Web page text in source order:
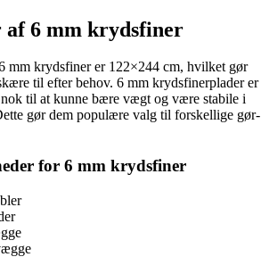
af 6 mm krydsfiner
mm krydsfiner er 122×244 cm, hvilket gør
til efter behov. 6 mm krydsfinerplader er
nok til at kunne bære vægt og være stabile i
gør dem populære valg til forskellige gør-
for 6 mm krydsfiner